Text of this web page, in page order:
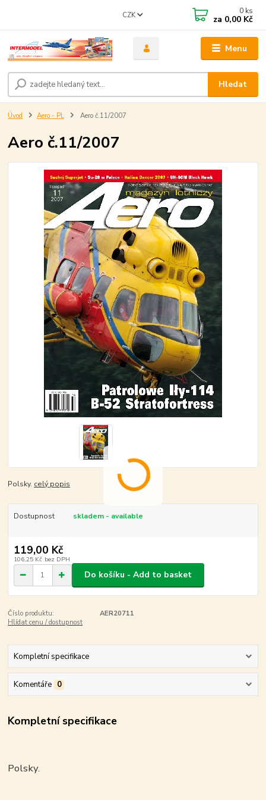
Menu
CZK
Hledat
0 ks
za 0,00 Kč
Úvod Aero - PL Aero č.11/2007
Aero č.11/2007
Polsky. celý popis
Dostupnost skladem - available
119,00 Kč
106,25 Kč bez DPH
Do košíku - Add to basket
Číslo produktu:
AER20711
Hlídat cenu / dostupnost
Kompletní specifikace
Komentáře 0
Kompletní specifikace
Polsky.